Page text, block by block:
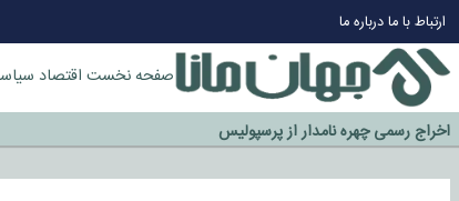
ارتباط با مادرباره ما
صفحه نخست اقتصاد
چرا طلا دوباره افزایشی شد؟
گزینه جدایی اوسمار روی میز مدیران پرسپولیس
آیا رئیس جمهور آمریکا قانون را دور می‌زند؟
اخراج رسمی چهره نامدار از پرسپولیس
سازمان اطلاعات سپاه: پروژه دولت ترامپ برای مهار چین، روسیه و اروپا